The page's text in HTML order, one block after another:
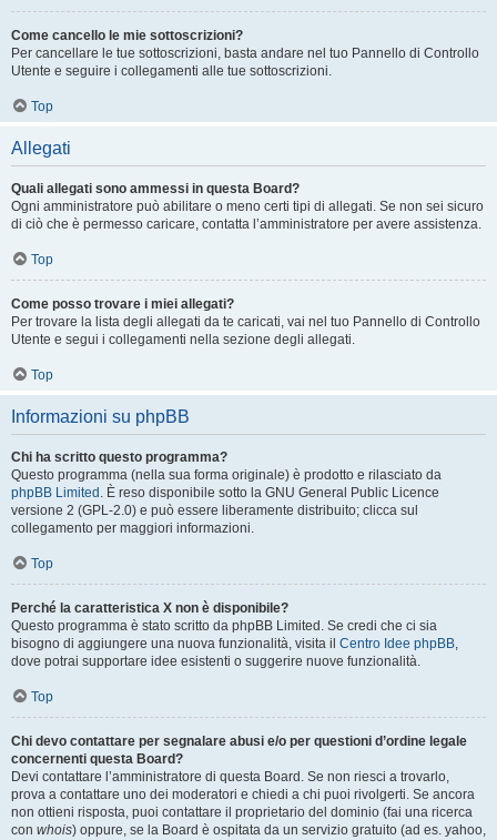
Come cancello le mie sottoscrizioni?
Per cancellare le tue sottoscrizioni, basta andare nel tuo Pannello di Controllo
Utente e seguire i collegamenti alle tue sottoscrizioni.
Top
Allegati
Quali allegati sono ammessi in questa Board?
Ogni amministratore può abilitare o meno certi tipi di allegati. Se non sei sicuro
di ciò che è permesso caricare, contatta l’amministratore per avere assistenza.
Top
Come posso trovare i miei allegati?
Per trovare la lista degli allegati da te caricati, vai nel tuo Pannello di Controllo
Utente e segui i collegamenti nella sezione degli allegati.
Top
Informazioni su phpBB
Chi ha scritto questo programma?
Questo programma (nella sua forma originale) è prodotto e rilasciato da
phpBB Limited . È reso disponibile sotto la GNU General Public Licence
versione 2 (GPL-2.0) e può essere liberamente distribuito; clicca sul
collegamento per maggiori informazioni.
Top
Perché la caratteristica X non è disponibile?
Questo programma è stato scritto da phpBB Limited. Se credi che ci sia
bisogno di aggiungere una nuova funzionalità, visita il Centro Idee phpBB,
dove potrai supportare idee esistenti o suggerire nuove funzionalità.
Top
Chi devo contattare per segnalare abusi e/o per questioni d’ordine legale
concernenti questa Board?
Devi contattare l’amministratore di questa Board. Se non riesci a trovarlo,
prova a contattare uno dei moderatori e chiedi a chi puoi rivolgerti. Se ancora
non ottieni risposta, puoi contattare il proprietario del dominio (fai una ricerca
con whois) oppure, se la Board è ospitata da un servizio gratuito (ad es. yahoo,